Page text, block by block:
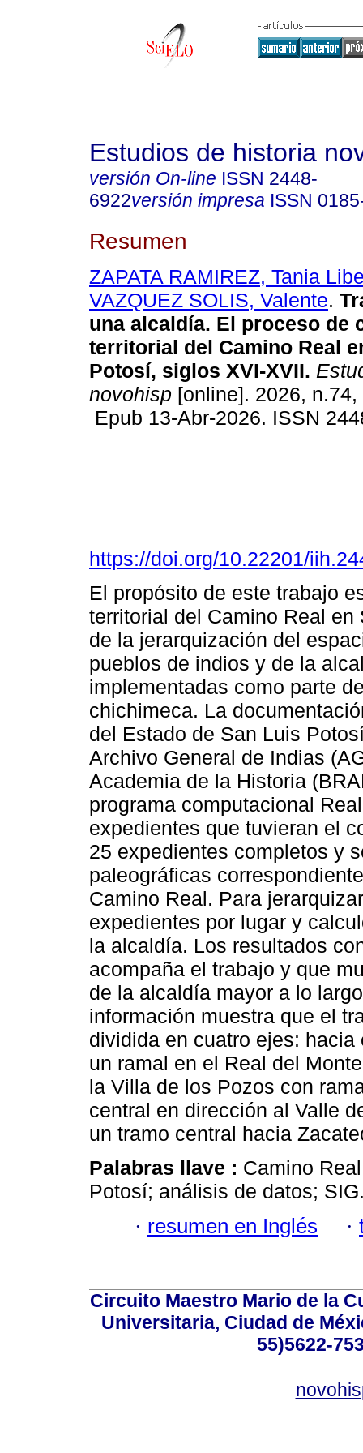
Estudios de historia
versión On-line ISSN 2448-
6922versión impresa ISSN
Resumen
ZAPATA RAMIREZ, Tania
VAZQUEZ SOLIS, Valente.
una alcaldía. El proceso de
territorial del Camino Real
Potosí, siglos XVI-XVII.
novohisp [online]. 2026,
Epub 13-Abr-2026. ISSN
https://doi.org/10.22201/
El propósito de este trabajo
territorial del Camino Real
de la jerarquización del
pueblos de indios y de la
implementadas como parte
chichimeca. La
del Estado de San Luis
Archivo General de Indias
Academia de la Historia
programa computacional
expedientes que tuvieran el
25 expedientes completos y
paleográficas
Camino Real. Para
expedientes por lugar y
la alcaldía. Los resultados
acompaña el trabajo y que
de la alcaldía mayor a lo
información muestra que el
dividida en cuatro ejes:
un ramal en el Real del
la Villa de los Pozos con
central en dirección al Valle
un tramo central hacia
Palabras llave : Camino
Potosí; análisis de datos;
· resumen en Inglés ·
Circuito Maestro Mario de la
Universitaria, Ciudad de
55)5622-